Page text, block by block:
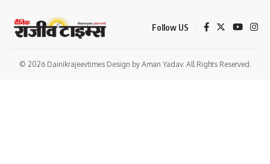
Follow US
© 2026 Dainikrajeevtimes Design by Aman Yadav. All Rights Reserved.